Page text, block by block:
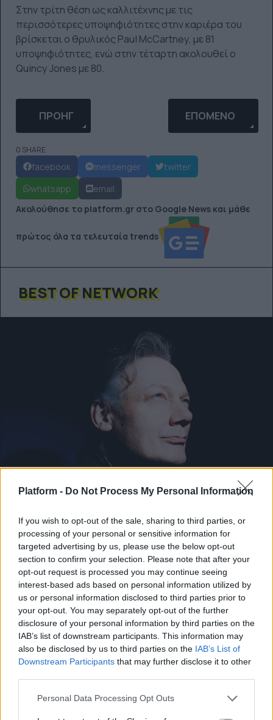
Platform - Do Not Process My Personal Information
If you wish to opt-out of the sale, sharing to third parties, or
processing of your personal or sensitive information for
targeted advertising by us, please use the below opt-out
section to confirm your selection. Please note that after your
opt-out request is processed you may continue seeing
interest-based ads based on personal information utilized by
us or personal information disclosed to third parties prior to
your opt-out. You may separately opt-out of the further
disclosure of your personal information by third parties on the
IAB’s list of downstream participants. This information may
also be disclosed by us to third parties on the IAB’s List of
Downstream Participants that may further disclose it to other
Personal Data Processing Opt Outs
Στην τρίτη θέση ως καλλιτέχνης με τις
περισσότερες υποψηφιότητες στην καριέρα του
βρίσκεται ο θρυλικός Paul McCartney, με 81
υποψηφιότητες, ενώ στην τέταρτη ακολουθεί ο
Quincy Jones με 80.
ΠΡΟΗΓΟΎΜΕΝΟ ΆΡΘΡΟ: Η ROSALÍA ΕΡΜΗΝΕΎΕΙ ΤΑ
ΠΡΟΗΓ ΕΠΌΜΕΝΟ ΆΡΘΡΟ:
ΕΠΌΜΕΝΟ
0 SHARE
facebook messenger
twitter
whatsapp
email
Ακολούθησε το platform.gr στο Google News και μάθε
πρώτος όλα τα τελευταία trends
BEST OF NETWORK
ΔΙΕΘΝΗ ΝΕΑ
Έφυγε από τη ζωή ο William Orbit
Μουσικά νέα από την Ελλάδα και τη διεθνή μουσική
σκηνή